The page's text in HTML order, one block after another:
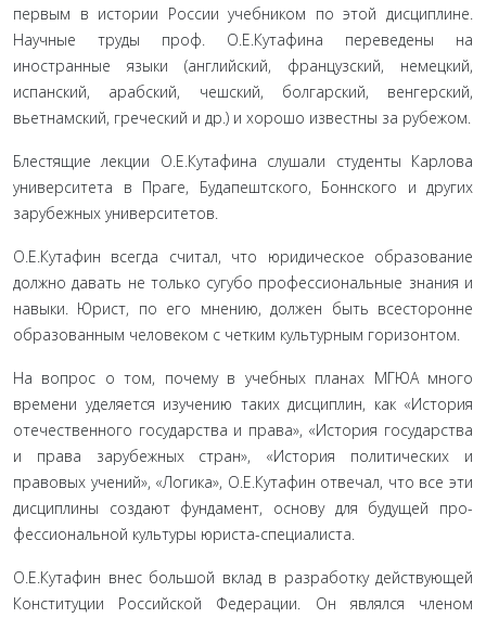
первым в истории России учеб­ником по этой дисциплине.
Научные труды проф. О.Е.Кутафина переведены на
иностранные языки (ан­глийский, французский, немецкий,
испанский, араб­ский, чешский, болгарский, венгерский,
вьетнамский, греческий и др.) и хорошо известны за рубежом.
Блестящие лекции О.Е.Кутафина слушали сту­денты Карлова
университета в Праге, Будапештско­го, Боннского и других
зарубежных университетов.
О.Е.Кутафин всегда считал, что юридическое об­разование
должно давать не только сугубо профес­сиональные знания и
навыки. Юрист, по его мнению, должен быть всесторонне
образованным человеком с четким культурным горизонтом.
На вопрос о том, почему в учебных планах МГЮА много
времени уделяется изучению таких дисциплин, как «История
отечественного государства и права», «История государства
и права зарубежных стран», «История политических и
правовых учений», «Логика», О.Е.Кутафин отвечал, что все эти
дисци­плины создают фундамент, основу для будущей про­
фессиональной культуры юриста-специалиста.
О.Е.Кутафин внес большой вклад в разработку действующей
Конституции Российской Федерации. Он являлся членом